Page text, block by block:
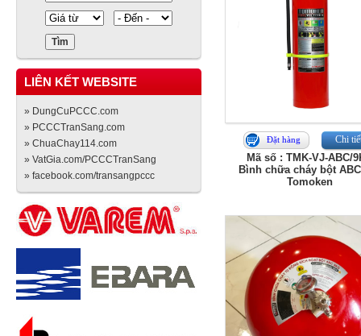
LIÊN KẾT WEBSITE
» DungCuPCCC.com
» PCCCTranSang.com
» ChuaChay114.com
» VatGia.com/PCCCTranSang
» facebook.com/transangpccc
Đặt hàng Chi
Mã số : TMK-VJ-ABC/
Bình chữa cháy bột
Tomoken